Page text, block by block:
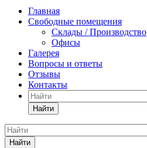
Главная
Свободные помещения
Склады / Производство
Офисы
Галерея
Вопросы и ответы
Отзывы
Контакты
Найти
Найти